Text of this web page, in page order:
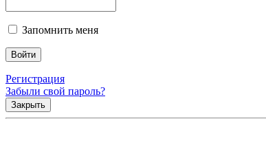
Запомнить меня
Регистрация
Забыли свой пароль?
Закрыть